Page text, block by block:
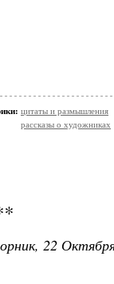
цитаты и размышления
рассказы о художниках
22